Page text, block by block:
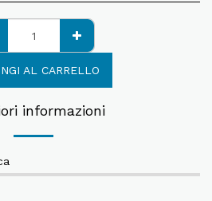
AL CARRELLO
informazioni